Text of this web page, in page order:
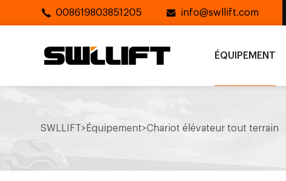
008619803851205 info@swllift.com
ÉQUIPEMENT
SWLLIFT> Équipement>Chariot élévateur tout terrain